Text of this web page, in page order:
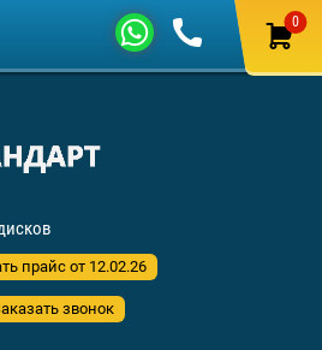
0
прайс от 12.02.26
звонок